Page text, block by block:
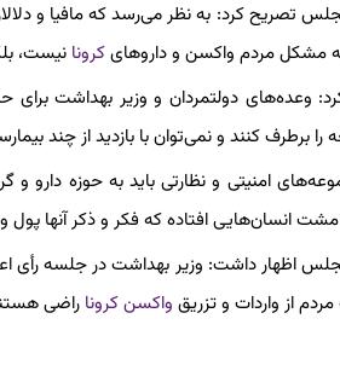
تصریح کرد: به نظر می‌رسد که مافیا و
مشکل مردم واکسن و داروهایکرونا نیست،
وعده‌های دولتمردان و وزیر بهداشت برای
برطرف کنند و نمی‌توان با بازدید از چند
امنیتی و نظارتی باید به حوزه دارو و
انسان‌هایی افتاده که فکر و ذکر آنها پول
اظهار داشت: وزیر بهداشت در جلسه رأی
از واردات و تزریق واکسن کرونا راضی